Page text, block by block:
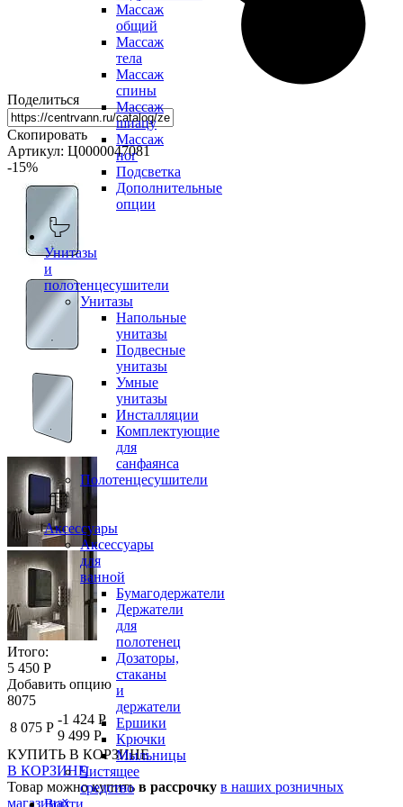
Массаж
общий
Массаж
тела
Массаж
спины
Массаж
шиацу
Массаж
ног
Подсветка
Дополнительные
опции
Унитазы
и
полотенцесушители
Унитазы
Напольные
унитазы
Подвесные
унитазы
Умные
унитазы
Инсталляции
Комплектующие
для
санфаянса
Полотенцесушители
Аксессуары
Аксессуары
для
ванной
Бумагодержатели
Держатели
для
полотенец
Дозаторы,
стаканы
и
держатели
Ершики
Крючки
Мыльницы
Чистящее
средство
Войти
Поделиться
Скопировать
Артикул: Ц0000047081
-15%
Итого:
5 450 Р
Добавить опцию
8075
8 075 Р
-1 424 Р
9 499 Р
КУПИТЬ В КОРЗИНЕ
В КОРЗИНЕ
Товар можно купить в рассрочку в наших розничных
магазинах